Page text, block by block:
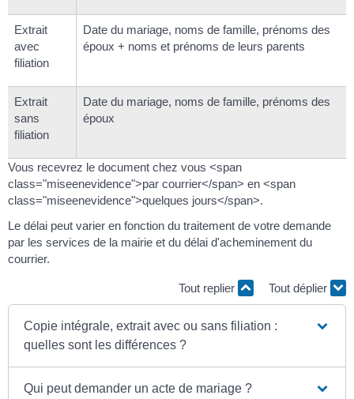
Extrait
avec
filiation
Date du mariage, noms de famille, prénoms des
époux + noms et prénoms de leurs parents
Extrait
sans
filiation
Date du mariage, noms de famille, prénoms des
époux
Vous recevrez le document chez vous <span
class="miseenevidence">par courrier</span> en <span
class="miseenevidence">quelques jours</span>.
Le délai peut varier en fonction du traitement de votre demande
par les services de la mairie et du délai d'acheminement du
courrier.
Tout replier Tout déplier
Copie intégrale, extrait avec ou sans filiation :
quelles sont les différences ?
Qui peut demander un acte de mariage ?